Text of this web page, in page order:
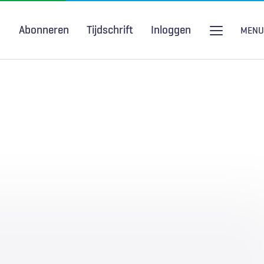
Abonneren Tijdschrift Inloggen MENU